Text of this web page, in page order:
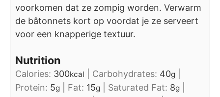
voorkomen dat ze zompig worden. Verwarm
de bâtonnets kort op voordat je ze serveert
voor een knapperige textuur.
Nutrition
Calories: 300kcal Carbohydrates: 40g
Protein: 5g Fat: 15g Saturated Fat: 8g